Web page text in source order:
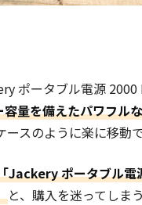
ポータブル電源 2000
量を備えたパワフル
スのように楽に移動
Jackery ポータブル電
と、購入を迷ってしま